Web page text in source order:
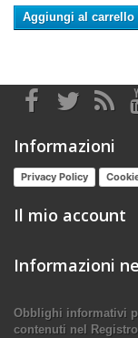
Aggiungi al carrello
Informazioni
Privacy Policy
Il mio account
Informazioni
Obblighi informativi
contenuti nel